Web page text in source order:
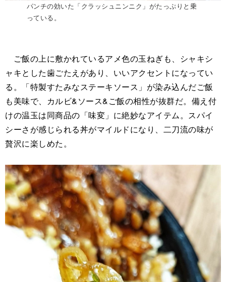
パンチの効いた「クラッシュニンニク」がたっぷりと乗
っている。
ご飯の上に敷かれているアメ色の玉ねぎも、シャキシ
ャキとした歯ごたえがあり、いいアクセントになってい
る。「特製すたみなステーキソース」が染み込んだご飯
も美味で、カルビ&ソース&ご飯の相性が抜群だ。備え付
けの温玉は同商品の「味変」に絶妙なアイテム。スパイ
シーさが感じられる丼がマイルドになり、二刀流の味が
贅沢に楽しめた。